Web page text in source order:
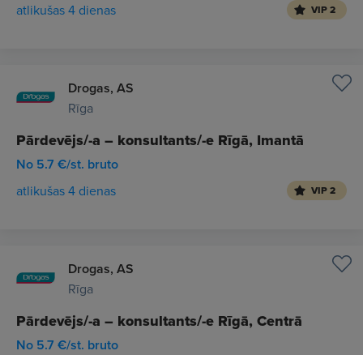
atlikušas 4 dienas VIP 2
Drogas, AS
Rīga
Pārdevējs/-a – konsultants/-e Rīgā, Imantā
No 5.7 €/st. bruto
atlikušas 4 dienas VIP 2
Drogas, AS
Rīga
Pārdevējs/-a – konsultants/-e Rīgā, Centrā
No 5.7 €/st. bruto